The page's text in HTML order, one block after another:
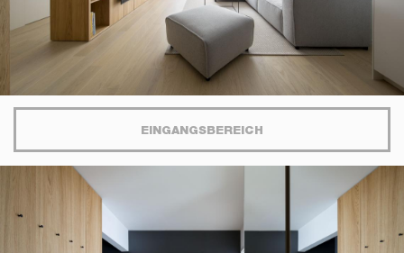
EINGANGSBEREICH